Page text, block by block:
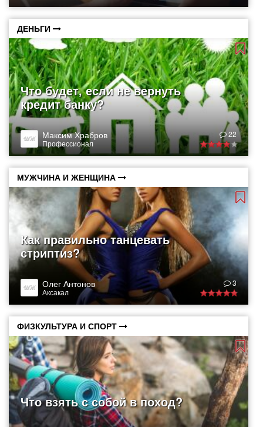
ДЕНЬГИ
Что будет, если не вернуть
кредит банку?
Максим Храбров
Профессионал
22
МУЖЧИНА И ЖЕНЩИНА
Как правильно танцевать
стриптиз?
Олег Антонов
Аксакал
3
ФИЗКУЛЬТУРА И СПОРТ
Что взять с собой в поход?